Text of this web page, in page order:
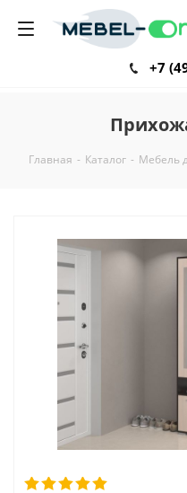
+7
Главная - Каталог - Мебель